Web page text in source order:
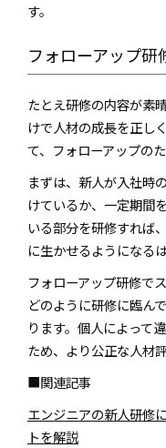
す。
フォローアップ研
たとえ研修の内容が素
けで人材の成長を正し
て、フォローアップの
まずは、新人が入社時
けているか、一定期間
いる部分を研修すれば
に生かせるようになるは
フォローアップ研修で
どのように研修に臨ん
ります。個人によって
ため、より公正な人材
■関連記事
エンジニアの新人研修
トを解説